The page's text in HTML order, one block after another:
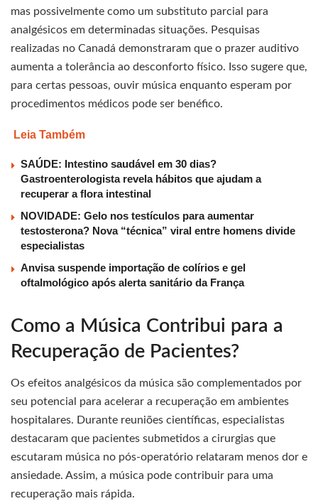
mas possivelmente como um substituto parcial para
analgésicos em determinadas situações. Pesquisas
realizadas no Canadá demonstraram que o prazer auditivo
aumenta a tolerância ao desconforto físico. Isso sugere que,
para certas pessoas, ouvir música enquanto esperam por
procedimentos médicos pode ser benéfico.
Leia Também
SAÚDE: Intestino saudável em 30 dias?
Gastroenterologista revela hábitos que ajudam a
recuperar a flora intestinal
NOVIDADE: Gelo nos testículos para aumentar
testosterona? Nova “técnica” viral entre homens divide
especialistas
Anvisa suspende importação de colírios e gel
oftalmológico após alerta sanitário da França
Como a Música Contribui para a
Recuperação de Pacientes?
Os efeitos analgésicos da música são complementados por
seu potencial para acelerar a recuperação em ambientes
hospitalares. Durante reuniões científicas, especialistas
destacaram que pacientes submetidos a cirurgias que
escutaram música no pós-operatório relataram menos dor e
ansiedade. Assim, a música pode contribuir para uma
recuperação mais rápida.